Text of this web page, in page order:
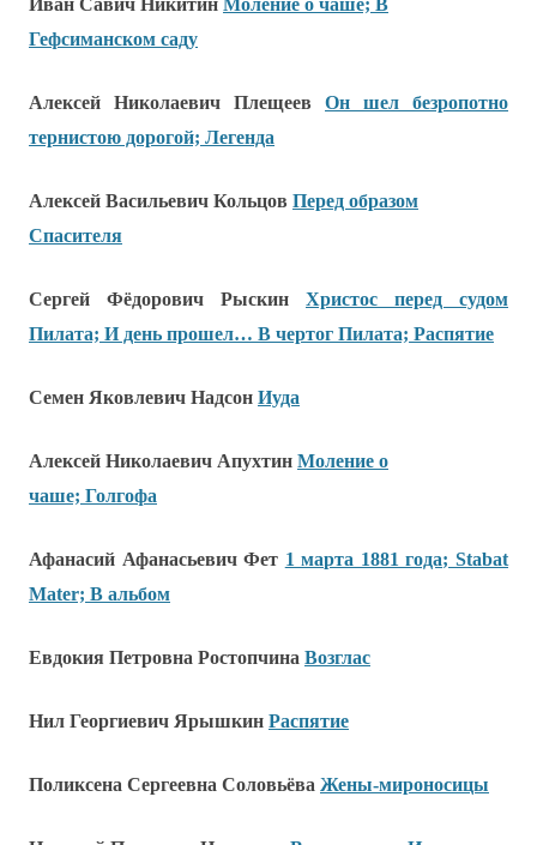
Иван Савич Никитин Моление о чаше; В
Гефсиманском саду
Алексей Николаевич Плещеев Он шел безропотно
тернистою дорогой; Легенда
Алексей Васильевич Кольцов Перед образом
Спасителя
Сергей Фёдорович Рыскин Христос перед судом
Пилата; И день прошел… В чертог Пилата; Распятие
Семен Яковлевич Надсон Иуда
Алексей Николаевич Апухтин Моление о
чаше; Голгофа
Афанасий Афанасьевич Фет 1 марта 1881 года; Stabat
Mater; В альбом
Евдокия Петровна Ростопчина Возглас
Нил Георгиевич Ярышкин Распятие
Поликсена Сергеевна Соловьёва Жены-мироносицы